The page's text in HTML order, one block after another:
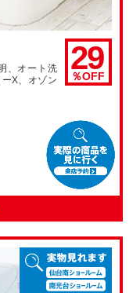
29
％OFF
、オート洗
X、オゾン